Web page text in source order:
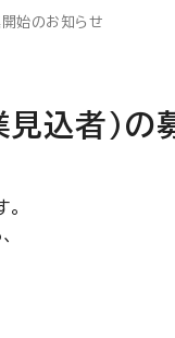
始のお知らせ
込者)の